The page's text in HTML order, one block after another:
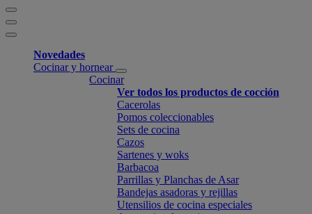
Novedades
Cocinar y hornear
Cocinar
Ver todos los productos de cocción
Cacerolas
Pomos coleccionables
Sets de cocina
Cazos
Sartenes y woks
Barbacoa
Parrillas y Planchas de Asar
Bandejas asadoras y rejillas
Utensilios de cocina especiales